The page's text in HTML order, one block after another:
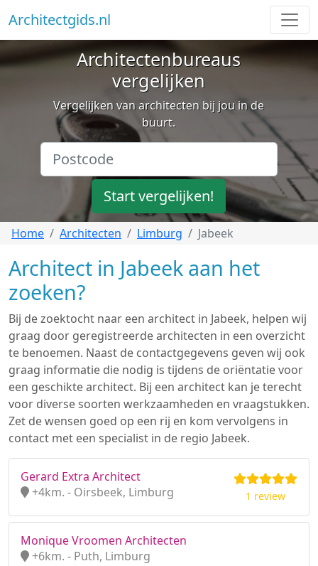
Architectgids.nl
Architectenbureaus
vergelijken
Vergelijken van architecten bij jou in de
buurt.
Start vergelijken!
Home Architecten Limburg Jabeek
Architect in Jabeek aan het
zoeken?
Bij de zoektocht naar een architect in Jabeek, helpen wij
graag door geregistreerde architecten in een overzicht
te benoemen. Naast de contactgegevens geven wij ook
graag informatie die nodig is tijdens de oriëntatie voor
een geschikte architect. Bij een architect kan je terecht
voor diverse soorten werkzaamheden en vraagstukken.
Zet de wensen goed op een rij en kom vervolgens in
contact met een specialist in de regio Jabeek.
Gerard Extra Architect
+4km. - Oirsbeek, Limburg
1 review
Monique Vroomen Architecten
+6km. - Puth, Limburg